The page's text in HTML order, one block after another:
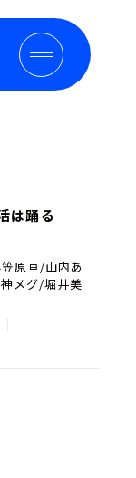
は踊る
原亘/山内あ
メグ/堀井美